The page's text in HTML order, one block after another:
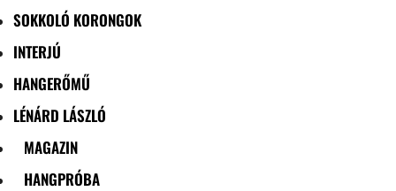
SOKKOLÓ KORONGOK
INTERJÚ
HANGERŐMŰ
LÉNÁRD LÁSZLÓ
MAGAZIN
HANGPRÓBA